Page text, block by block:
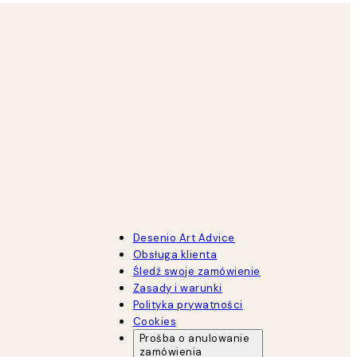
Desenio Art Advice
Obsługa klienta
Śledź swoje zamówienie
Zasady i warunki
Polityka prywatności
Cookies
Prośba o anulowanie
zamówienia